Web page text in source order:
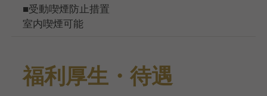
■受動喫煙防止措置
室内喫煙可能
福利厚生・待遇